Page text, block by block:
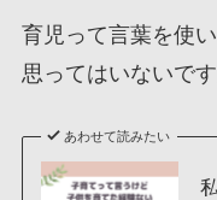
育児って言葉を使
思ってはいないです
あわせて読みたい